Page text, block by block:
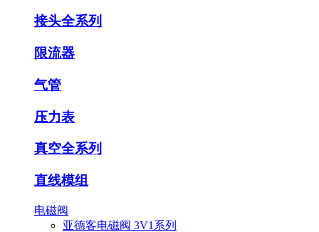
接头全系列
限流器
气管
压力表
真空全系列
直线模组
电磁阀
亚德客电磁阀 3V1系列